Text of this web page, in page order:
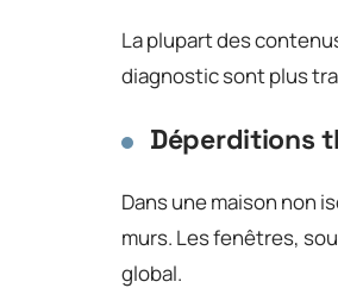
La plupart des
diagnostic sont plus
Déperditions
Dans une maison non
murs. Les fenêtres,
global.